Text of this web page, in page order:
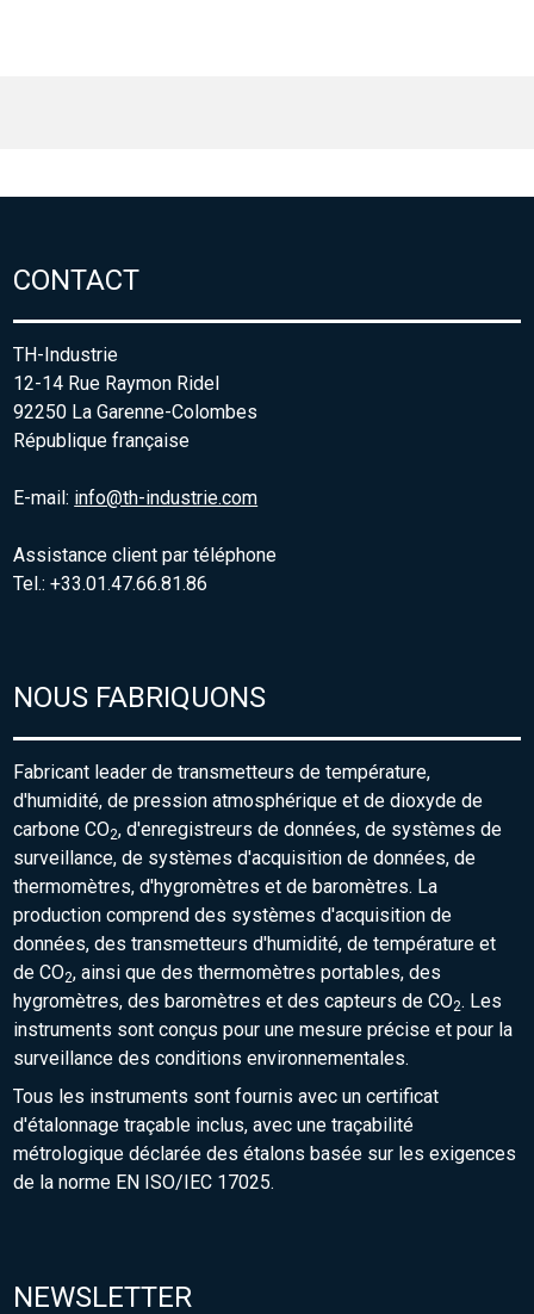
CONTACT
TH-Industrie
12-14 Rue Raymon Ridel
92250 La Garenne-Colombes
République française
E-mail: info@th-industrie.com
Assistance client par téléphone
Tel.: +33.01.47.66.81.86
NOUS FABRIQUONS
Fabricant leader de transmetteurs de température,
d'humidité, de pression atmosphérique et de dioxyde de
carbone CO2, d'enregistreurs de données, de systèmes de
surveillance, de systèmes d'acquisition de données, de
thermomètres, d'hygromètres et de baromètres. La
production comprend des systèmes d'acquisition de
données, des transmetteurs d'humidité, de température et
de CO2, ainsi que des thermomètres portables, des
hygromètres, des baromètres et des capteurs de CO2. Les
instruments sont conçus pour une mesure précise et pour la
surveillance des conditions environnementales.
Tous les instruments sont fournis avec un certificat
d'étalonnage traçable inclus, avec une traçabilité
métrologique déclarée des étalons basée sur les exigences
de la norme EN ISO/IEC 17025.
NEWSLETTER